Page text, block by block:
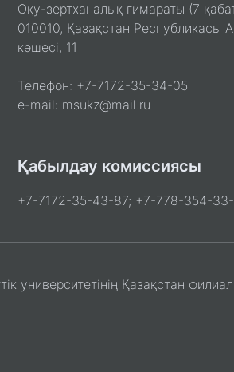
Оқу-зертханалық ғимараты (7
010010, Қазақстан Республикасы
көшесі, 11
Телефон: +7-7172-35-34-05
e-mail: msukz@mail.ru
Қабылдау комиссиясы
+7-7172-35-43-87; +7-778-354-
Қазақстан